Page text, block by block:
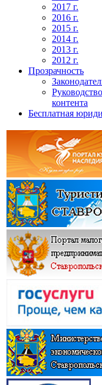
2017 г.
2016 г.
2015 г.
2014 г.
2013 г.
2012 г.
Прозрачность
контента
Бесплатная